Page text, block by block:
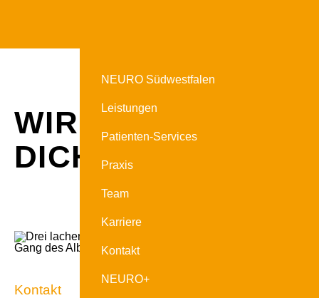
WIR SIND FÜR
DICH DA.
Kontakt
NEURO Südwestfalen
Leistungen
Patienten-Services
Praxis
Team
Karriere
Kontakt
NEURO+